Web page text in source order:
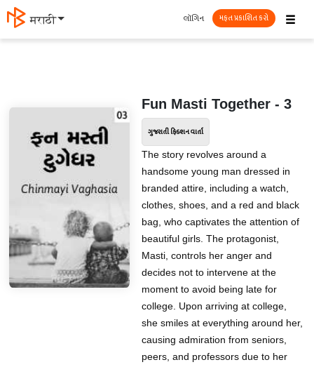
मराठी ☰
લૉગિન મફત પ્રકાશિત કરો
Fun Masti Together - 3
ગુજરાતી ફિક્શન વાર્તા
The story revolves around a
handsome young man dressed in
branded attire, including a watch,
clothes, shoes, and a red and black
bag, who captivates the attention of
beautiful girls. The protagonist,
Masti, controls her anger and
decides not to intervene at the
moment to avoid being late for
college. Upon arriving at college,
she smiles at everything around her,
causing admiration from seniors,
peers, and professors due to her